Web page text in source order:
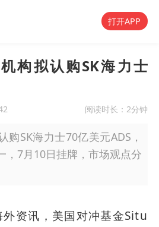
打开APP
构拟认购SK海力士
阅读时长： 2分钟
购SK海力士70亿美元ADS，
，7月10日挂牌，市场观点分
资讯，美国对冲基金Situ